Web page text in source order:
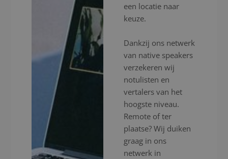
een locatie naar
keuze.
Dankzij ons netwerk
van native speakers
verzekeren wij
notulisten en
vertalers van het
hoogste niveau.
Remote of ter
plaatse? Wij duiken
graag in ons
netwerk in